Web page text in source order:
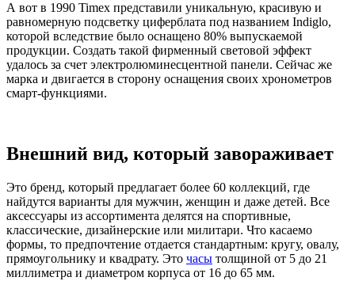
А вот в 1990 Timex представили уникальную, красивую и
равномерную подсветку циферблата под названием Indiglo,
которой вследствие было оснащено 80% выпускаемой
продукции. Создать такой фирменный световой эффект
удалось за счет электролюминесцентной панели. Сейчас же
марка и двигается в сторону оснащения своих хронометров
смарт-функциями.
Внешний вид, который завораживает
Это бренд, который предлагает более 60 коллекций, где
найдутся варианты для мужчин, женщин и даже детей. Все
аксессуары из ассортимента делятся на спортивные,
классические, дизайнерские или милитари. Что касаемо
формы, то предпочтение отдается стандартным: кругу, овалу,
прямоугольнику и квадрату. Это часы толщиной от 5 до 21
миллиметра и диаметром корпуса от 16 до 65 мм.